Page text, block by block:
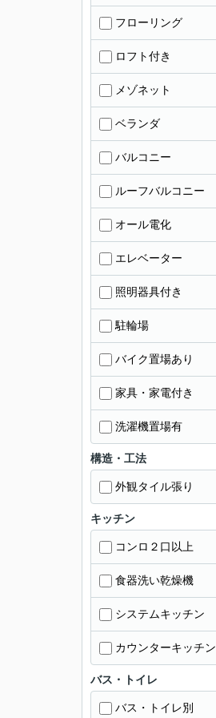
フローリング
ロフト付き
メゾネット
ベランダ
バルコニー
ルーフバルコニー
オール電化
エレベーター
照明器具付き
駐輪場
バイク置場あり
家具・家電付き
洗濯機置場有
構造・工法
外観タイル張り
キッチン
コンロ２口以上
食器洗い乾燥機
システムキッチン
カウンターキッチン
バス・トイレ
バス・トイレ別